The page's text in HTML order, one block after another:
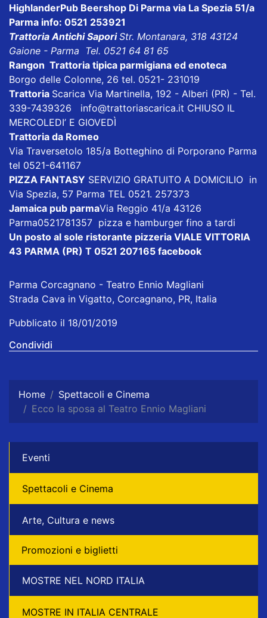
HighlanderPub Beershop Di Parma via La Spezia 51/a
Parma info: 0521 253921
Trattoria Antichi SaporiStr. Montanara, 318 43124
Gaione - Parma Tel. 0521 64 81 65
Rangon Trattoria tipica parmigiana ed enoteca
Borgo delle Colonne, 26 tel. 0521- 231019
Trattoria Scarica Via Martinella, 192 - Alberi (PR) - Tel.
339-7439326 info@trattoriascarica.it CHIUSO IL
MERCOLEDI’ E GIOVEDÌ
Trattoria da Romeo
Via Traversetolo 185/a Botteghino di Porporano Parma
tel 0521-641167
PIZZA FANTASY SERVIZIO GRATUITO A DOMICILIO in
Via Spezia, 57 Parma TEL 0521. 257373
Jamaica pub parmaVia Reggio 41/a 43126
Parma0521781357 pizza e hamburger fino a tardi
Un posto al sole ristorante pizzeria VIALE VITTORIA
43 PARMA (PR) T 0521 207165 facebook
Parma Corcagnano - Teatro Ennio Magliani
Strada Cava in Vigatto, Corcagnano, PR, Italia
Pubblicato il 18/01/2019
Condividi
Home
Spettacoli e Cinema
Ecco la sposa al Teatro Ennio Magliani
Eventi
Spettacoli e Cinema
Arte, Cultura e news
Promozioni e biglietti
MOSTRE NEL NORD ITALIA
MOSTRE IN ITALIA CENTRALE